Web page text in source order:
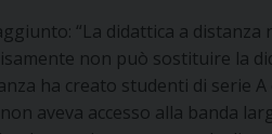
“La didattica a
non può sostituire la
ha creato studenti di serie
aveva accesso alla banda